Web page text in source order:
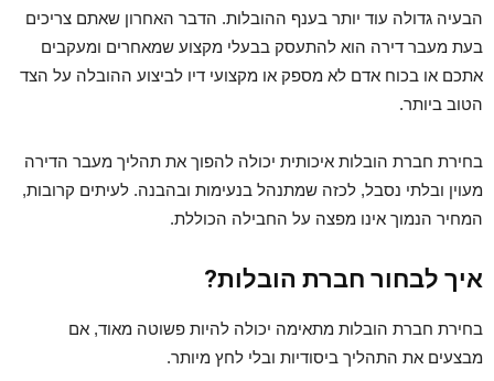
הבעיה גדולה עוד יותר בענף ההובלות. הדבר האחרון שאתם צריכים
בעת מעבר דירה הוא להתעסק בבעלי מקצוע שמאחרים ומעקבים
אתכם או בכוח אדם לא מספק או מקצועי דיו לביצוע ההובלה על הצד
הטוב ביותר.
בחירת חברת הובלות איכותית יכולה להפוך את תהליך מעבר הדירה
מעוין ובלתי נסבל, לכזה שמתנהל בנעימות ובהבנה. לעיתים קרובות,
המחיר הנמוך אינו מפצה על החבילה הכוללת.
איך לבחור חברת הובלות?
בחירת חברת הובלות מתאימה יכולה להיות פשוטה מאוד, אם
מבצעים את התהליך ביסודיות ובלי לחץ מיותר.